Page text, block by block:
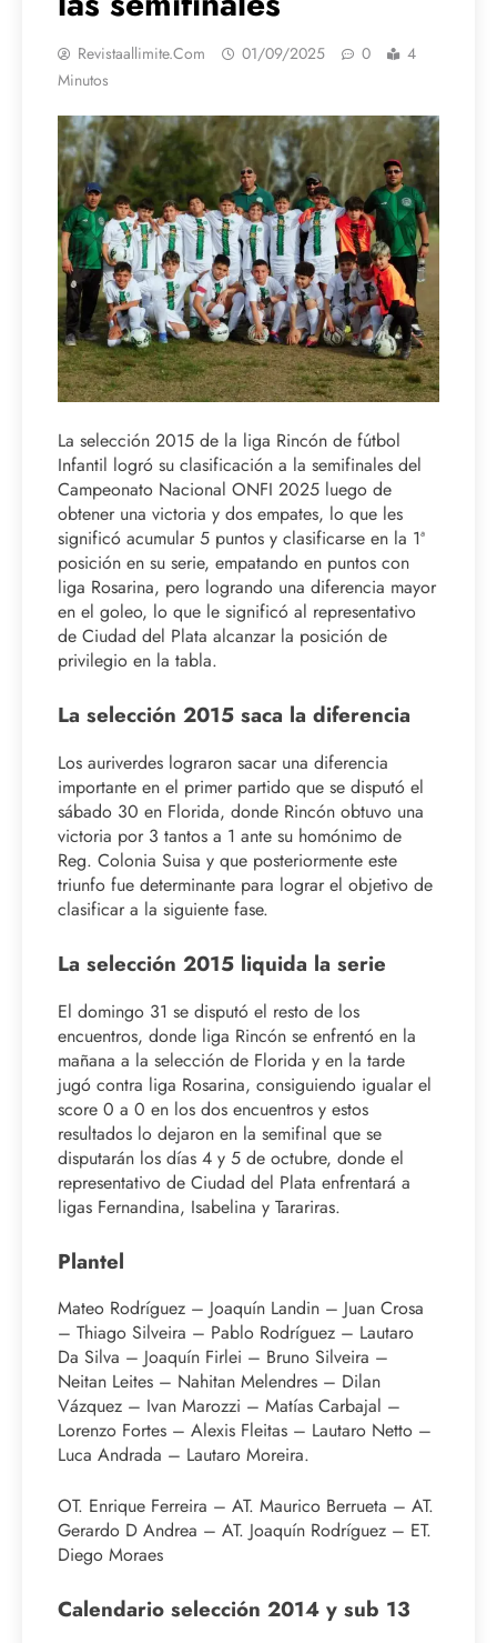
Revistaallimite.com 01/09/2025 0
4
Minutos
La selección 2015 de la liga Rincón de fútbol
Infantil logró su clasificación a la semifinales del
Campeonato Nacional ONFI 2025 luego de
obtener una victoria y dos empates, lo que les
significó acumular 5 puntos y clasificarse en la 1ª
posición en su serie, empatando en puntos con
liga Rosarina, pero logrando una diferencia mayor
en el goleo, lo que le significó al representativo
de Ciudad del Plata alcanzar la posición de
privilegio en la tabla.
La selección 2015 saca la diferencia
Los auriverdes lograron sacar una diferencia
importante en el primer partido que se disputó el
sábado 30 en Florida, donde Rincón obtuvo una
victoria por 3 tantos a 1 ante su homónimo de
Reg. Colonia Suisa y que posteriormente este
triunfo fue determinante para lograr el objetivo de
clasificar a la siguiente fase.
La selección 2015 liquida la serie
El domingo 31 se disputó el resto de los
encuentros, donde liga Rincón se enfrentó en la
mañana a la selección de Florida y en la tarde
jugó contra liga Rosarina, consiguiendo igualar el
score 0 a 0 en los dos encuentros y estos
resultados lo dejaron en la semifinal que se
disputarán los días 4 y 5 de octubre, donde el
representativo de Ciudad del Plata enfrentará a
ligas Fernandina, Isabelina y Tarariras.
Plantel
Mateo Rodríguez – Joaquín Landin – Juan Crosa
– Thiago Silveira – Pablo Rodríguez – Lautaro
Da Silva – Joaquín Firlei – Bruno Silveira –
Neitan Leites – Nahitan Melendres – Dilan
Vázquez – Ivan Marozzi – Matías Carbajal –
Lorenzo Fortes – Alexis Fleitas – Lautaro Netto –
Luca Andrada – Lautaro Moreira.
OT. Enrique Ferreira – AT. Maurico Berrueta – AT.
Gerardo D Andrea – AT. Joaquín Rodríguez – ET.
Diego Moraes
Calendario selección 2014 y sub 13